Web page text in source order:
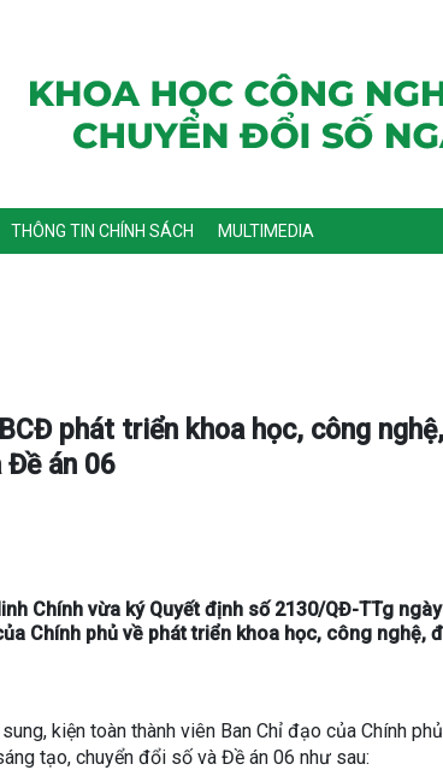
THÔNG TIN CHÍNH SÁCH MULTIMEDIA
phát triển khoa học, công
Đề án 06
Chính vừa ký Quyết định số 2130/QĐ-TTg
Chính phủ về phát triển khoa học, công nghệ,
kiện toàn thành viên Ban Chỉ đạo của Chính
tạo, chuyển đổi số và Đề án 06 như sau: